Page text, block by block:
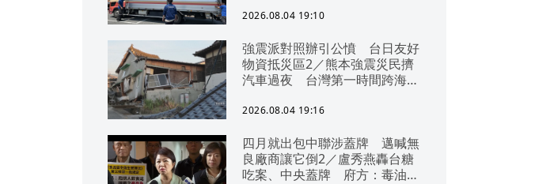
2026.08.04 19:10
強震派對照辦引公憤 台日友好
物資抵災區2／熊本強震災民擠
汽車過夜 台灣第一時間跨海急
2026.08.04 19:16
四月就出包中聯涉蓋牌 邁喊無
良廠商讓它倒2／盧秀燕轟台糖
吃案、中央蓋牌 府方：毒油一